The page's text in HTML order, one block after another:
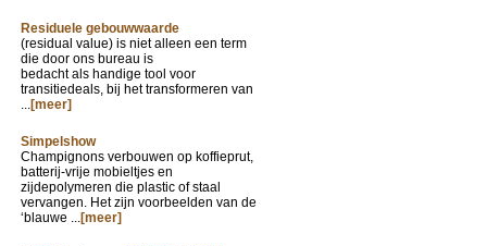
Residuele gebouwwaarde
(residual value) is niet alleen een term
die door ons bureau is
bedacht als handige tool voor
transitiedeals, bij het transformeren van
...[meer]
Simpelshow
Champignons verbouwen op koffieprut,
batterij-vrije mobieltjes en
zijdepolymeren die plastic of staal
vervangen. Het zijn voorbeelden van de
‘blauwe ...[meer]